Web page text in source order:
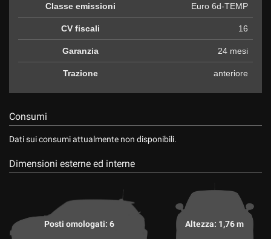
Classe emissioni Euro 6d-TEMP
CV fiscali 16
Garanzia 24 mesi
Trazione anteriore
Consumi
Dati sui consumi attualmente non disponibili.
Dimensioni esterne ed interne
Posti omologati: 6 Altezza: 1,76 m